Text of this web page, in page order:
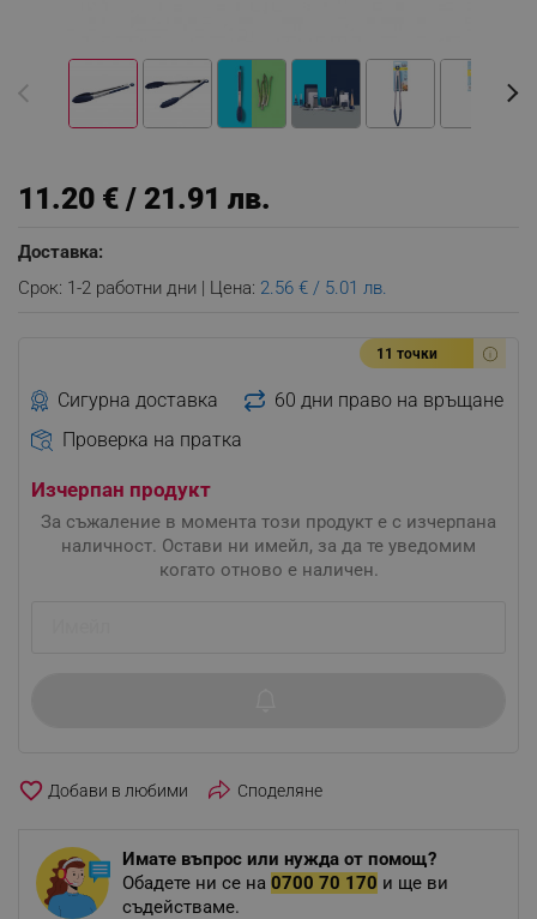
11.20 € / 21.91 лв.
Доставка:
Срок: 1-2 работни дни | Цена: 2.56 € / 5.01 лв.
11 точки
Сигурна доставка
60 дни право на връщане
Проверка на пратка
Изчерпан продукт
За съжаление в момента този продукт е с изчерпана
наличност. Остави ни имейл, за да те уведомим
когато отново е наличен.
favorite_border Споделяне
Имате въпрос или нужда от помощ?
Обадете ни се на 0700 70 170 и ще ви
съдействаме.